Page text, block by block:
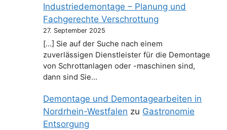
Industriedemontage – Planung und
Fachgerechte Verschrottung
27. September 2025
[…] Sie auf der Suche nach einem
zuverlässigen Dienstleister für die Demontage
von Schrottanlagen oder -maschinen sind,
dann sind Sie…
Demontage und Demontagearbeiten in
Nordrhein-Westfalen zu Gastronomie
Entsorgung